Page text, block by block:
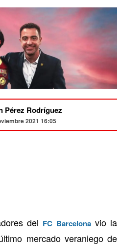
Pérez Rodríguez
2021 16:05
del FC Barcelonavio la
mercado veraniego de